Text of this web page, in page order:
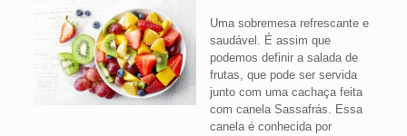
Uma sobremesa refrescante e
saudável. É assim que
podemos definir a salada de
frutas, que pode ser servida
junto com uma cachaça feita
com canela Sassafrás. Essa
canela é conhecida por